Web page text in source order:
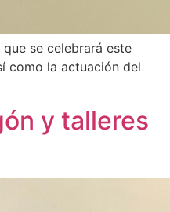
se celebrará este
como la actuación del
y talleres